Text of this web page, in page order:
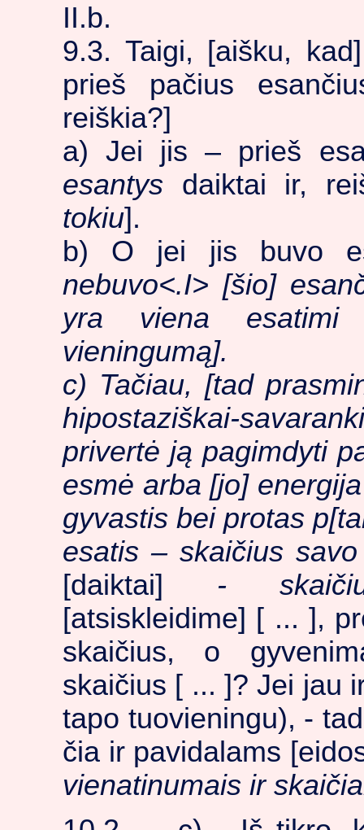
II.b.
9.3. Taigi, [aišku,
prieš pačius
reiškia?]
a) Jei jis – prieš
esantys daiktai ir,
tokiu].
b) O jei jis buvo
nebuvo<.I> [šio]
yra viena
vieningumą].
c) Tačiau, [tad
hipostaziškai-
privertė ją pagimdyti
esmė arba [jo]
gyvastis bei protas
esatis – skaičius
[daiktai] -
[atsiskleidime] [ ... ],
skaičius, o
skaičius [ ... ]? Jei jau
tapo tuovieningu), -
čia ir pavidalams
vienatinumais ir